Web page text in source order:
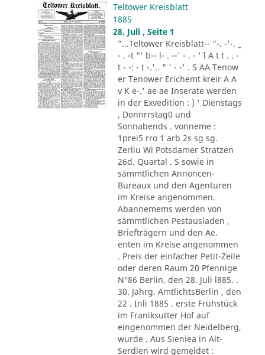
Teltower Kreisblatt
1885
28. Juli , Seite 1
"...Teltower Kreisblatt-- "-. -'-. _
- . -t "' b-- l- . --' - . - '´ l A t t . . -
t - -: - t -.'.. " ' - -' . S AA Tenow
er Tenower Erichemt kreir A A
v K e-.' ae ae Inserate werden
in der Exvedition : ) ' Dienstags
, Donnrrstag0 und
Sonnabends . vonneme :
1prei5 rro 1 arb 2s sg sg.
Zerliu Wi Potsdamer Stratzen
26d. Quartal . S sowie in
sämmtlichen Annoncen-
Bureaux und den Agenturen
im Kreise angenommen.
Abannemems werden von
sämmtlichen Pestausladen ,
Briefträgern und den Ae.
enten im Kreise angenommen
. Preis der einfacher Petit-Zeile
oder deren Raum 20 Pfennige
N°86 Berlin. den 28. Juli l885. .
30. Jahrg. AmtlichtsBerlin , den
22 . Inli 1885 . erste Frühstück
im Franiksutter Hof auf
eingenommen der Neidelberg,
wurde . Aus Sieniea in Alt-
Serdien wird gemeldet :